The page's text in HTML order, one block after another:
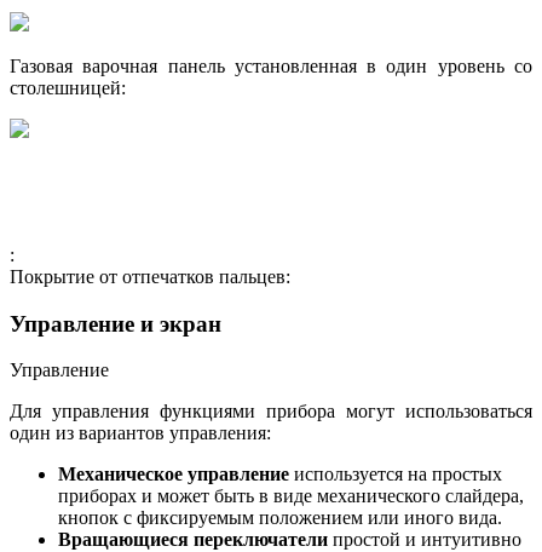
Газовая варочная панель установленная в один уровень со
столешницей:
:
Покрытие от отпечатков пальцев:
Управление и экран
Управление
Для управления функциями прибора могут использоваться
один из вариантов управления:
Механическое управление используется на простых
приборах и может быть в виде механического слайдера,
кнопок с фиксируемым положением или иного вида.
Вращающиеся переключатели простой и интуитивно